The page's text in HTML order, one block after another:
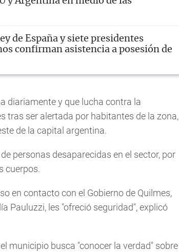
de España y siete presidentes
confirman asistencia a posesión de
diariamente y que lucha contra la
tras ser alertada por habitantes de la zona,
de la capital argentina.
personas desaparecidas en el sector, por
cuerpos.
en contacto con el Gobierno de Quilmes,
Pauluzzi, les "ofreció seguridad", explicó
municipio busca "conocer la verdad" sobre